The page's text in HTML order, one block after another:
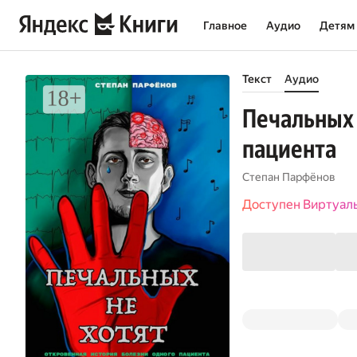
Главное Аудио Детям
Текст Аудио
Печальных
пациента
Степан Парфёнов
Доступен